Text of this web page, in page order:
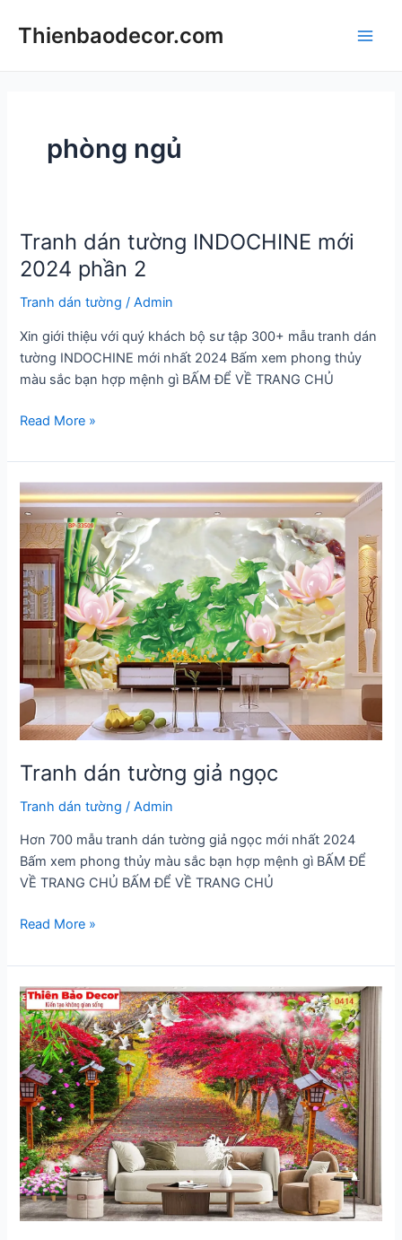
Thienbaodecor.com
phòng ngủ
Tranh dán tường INDOCHINE mới
2024 phần 2
Tranh dán tường /Admin
Xin giới thiệu với quý khách bộ sư tập 300+ mẫu tranh dán
tường INDOCHINE mới nhất 2024 Bấm xem phong thủy
màu sắc bạn hợp mệnh gì BẤM ĐỂ VỀ TRANG CHỦ
Tranh
tường
INDOCHINE
mới
2024
phần
2
Read More »
Tranh dán tường giả ngọc
Tranh dán tường /Admin
Hơn 700 mẫu tranh dán tường giả ngọc mới nhất 2024
Bấm xem phong thủy màu sắc bạn hợp mệnh gì BẤM ĐỂ
VỀ TRANG CHỦ BẤM ĐỂ VỀ TRANG CHỦ
Tranh
tường
giả
ngọc
Read More »